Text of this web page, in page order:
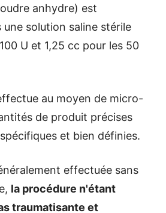
anhydre) est
solution saline stérile
U et 1,25 cc pour les 50
au moyen de micro-
de produit précises
et bien définies.
effectuée sans
la procédure n'étant
traumatisante et